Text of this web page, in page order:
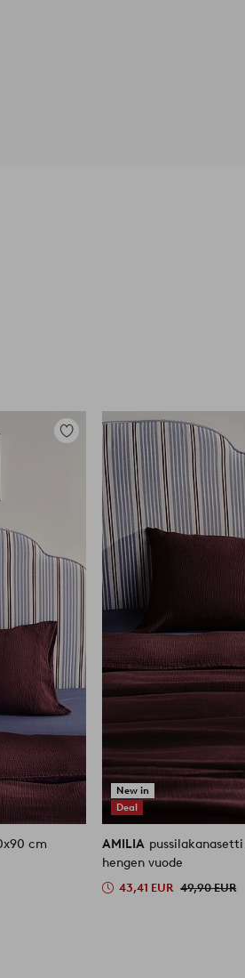
Lisää
suosikkeihin
cm
New in
Deal
AMILIA
hengen vuode
43,41 EUR 49,90 EUR